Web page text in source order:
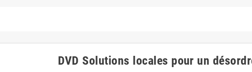
DVD Solutions locales pour un